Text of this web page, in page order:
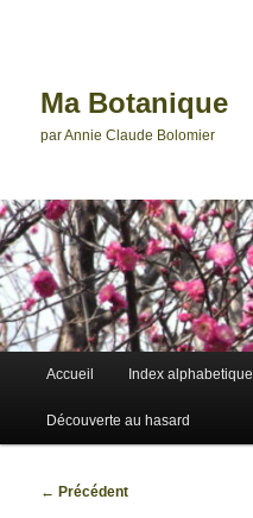
Ma Botanique
par Annie Claude Bolomier
Accueil Index alphabetique
Découverte au hasard
Navigation
← Précédent